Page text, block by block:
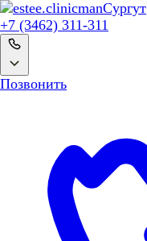
manСургут
+7 (3462) 311-311
Позвонить